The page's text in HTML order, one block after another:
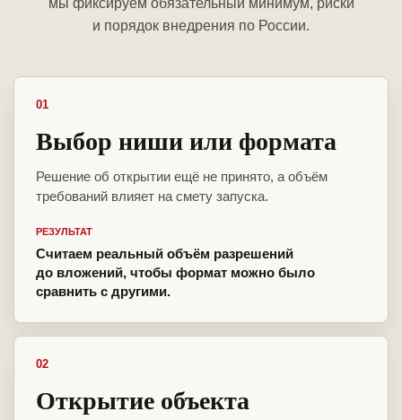
мы фиксируем обязательный минимум, риски
и порядок внедрения по России.
01
Выбор ниши или формата
Решение об открытии ещё не принято, а объём
требований влияет на смету запуска.
РЕЗУЛЬТАТ
Считаем реальный объём разрешений
до вложений, чтобы формат можно было
сравнить с другими.
02
Открытие объекта